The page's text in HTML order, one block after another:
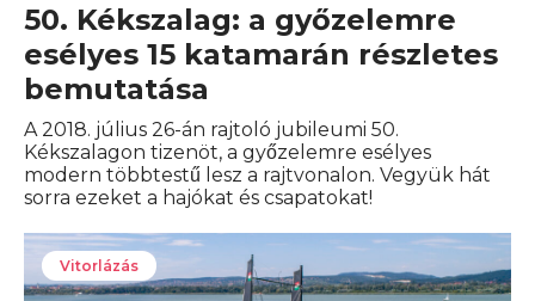
50. Kékszalag: a győzelemre
esélyes 15 katamarán részletes
bemutatása
A 2018. július 26-án rajtoló jubileumi 50.
Kékszalagon tizenöt, a győzelemre esélyes
modern többtestű lesz a rajtvonalon. Vegyük hát
sorra ezeket a hajókat és csapatokat!
Vitorlázás